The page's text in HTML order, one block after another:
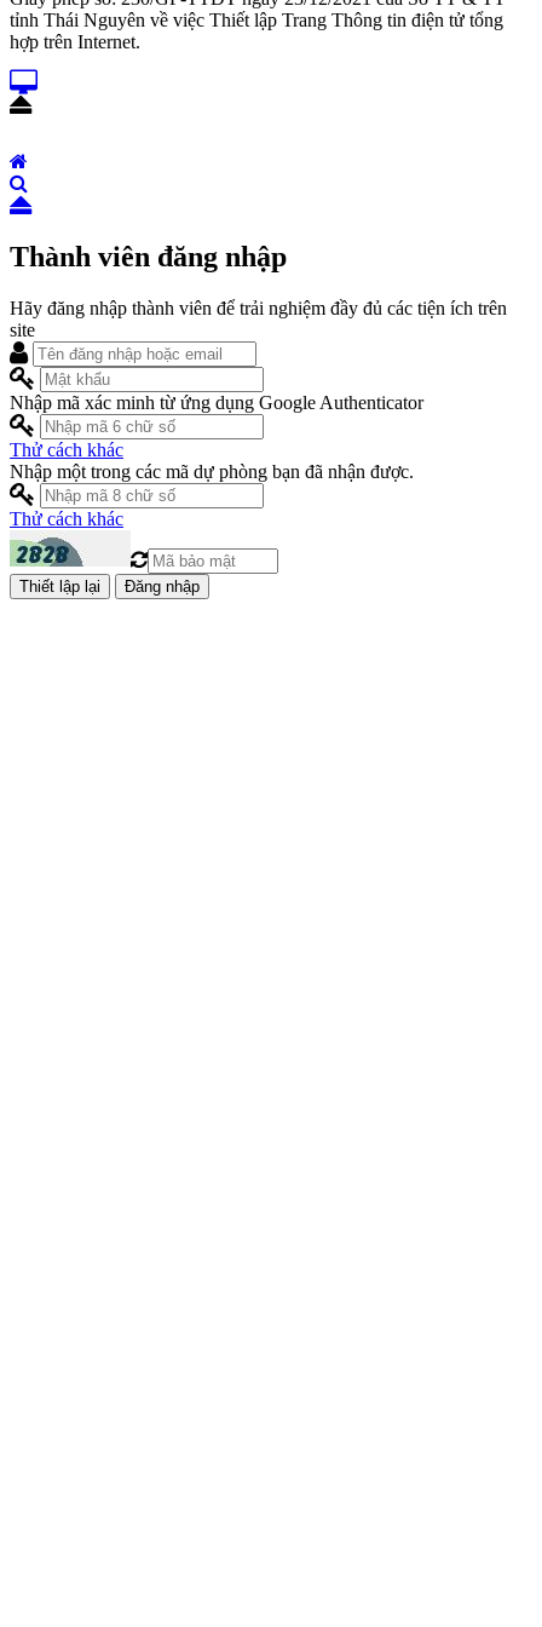
tỉnh Thái Nguyên về việc Thiết lập Trang Thông tin điện tử tổng
hợp trên Internet.
Thành viên đăng nhập
Hãy đăng nhập thành viên để trải nghiệm đầy đủ các tiện ích trên
site
Nhập mã xác minh từ ứng dụng Google Authenticator
Thử cách khác
Nhập một trong các mã dự phòng bạn đã nhận được.
Thử cách khác
Đăng nhập